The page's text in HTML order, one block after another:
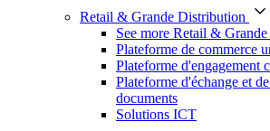
Retail & Grande Distribution
See more Retail &
Plateforme de commerce
Plateforme d'engagement
Plateforme d'échange et
documents
Solutions ICT